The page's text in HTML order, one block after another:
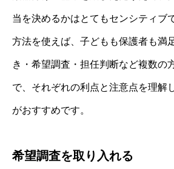
当を決めるかはとてもセンシティブ
方法を使えば、子どもも保護者も満
き・希望調査・担任判断など複数の
で、それぞれの利点と注意点を理解
がおすすめです。
希望調査を取り入れる